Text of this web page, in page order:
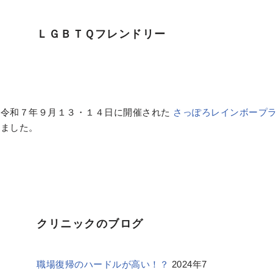
ＬＧＢＴＱフレンドリー
令和７年９月１３・１４日に開催された さっぽろレインボープ
ました。
クリニックのブログ
職場復帰のハードルが高い！？ 2024年7